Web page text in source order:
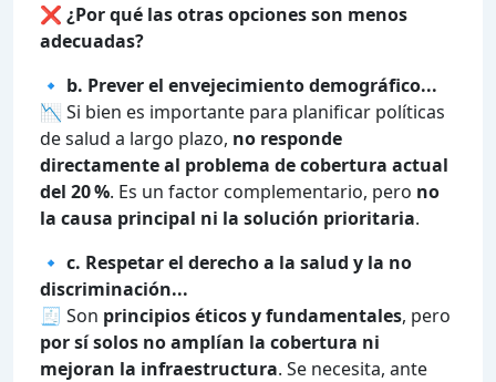
❌ ¿Por qué las otras opciones son menos
adecuadas?
🔹 b. Prever el envejecimiento demográfico...
📉 Si bien es importante para planificar políticas
de salud a largo plazo, no responde
directamente al problema de cobertura actual
del 20 %. Es un factor complementario, pero no
la causa principal ni la solución prioritaria.
🔹 c. Respetar el derecho a la salud y la no
discriminación...
🧾 Son principios éticos y fundamentales, pero
por sí solos no amplían la cobertura ni
mejoran la infraestructura. Se necesita, ante